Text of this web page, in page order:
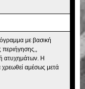
με βασική
ατυχημάτων. Η
αμέσως μετά